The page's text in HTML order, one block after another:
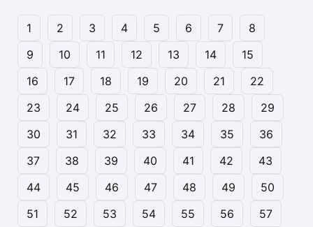
1 2 3 4 5 6 7
8
9
10 11 12 13 14
15
16
17 18 19 20 21
22
23
24 25 26 27 28
29
30
31 32 33 34 35
36
37
38 39 40 41 42
43
44
45 46 47 48 49
50
51
52 53 54 55 56
57